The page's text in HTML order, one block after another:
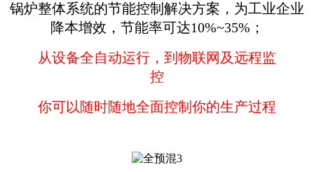
锅炉整体系统的节能控制解决方案，为工业企业
降本增效，节能率可达10%~35%；
从设备全自动运行，到物联网及远程监
控
你可以随时随地全面控制你的生产过程